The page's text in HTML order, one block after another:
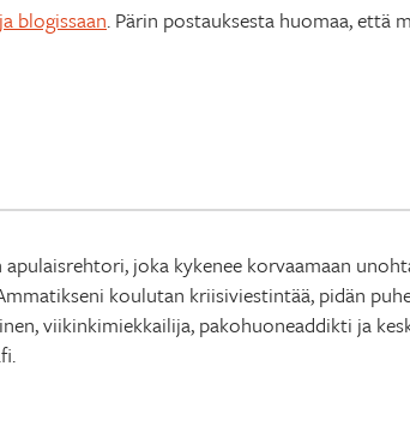
blogissaan. Pärin postauksesta huomaa, että
joka kykenee korvaamaan
koulutan kriisiviestintää, pidän
viikinkimiekkailija, pakohuoneaddikti ja